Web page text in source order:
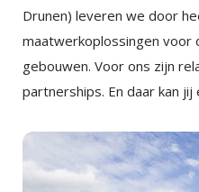
Drunen) leveren we door
maatwerkoplossingen
gebouwen. Voor ons zijn
partnerships. En daar kan